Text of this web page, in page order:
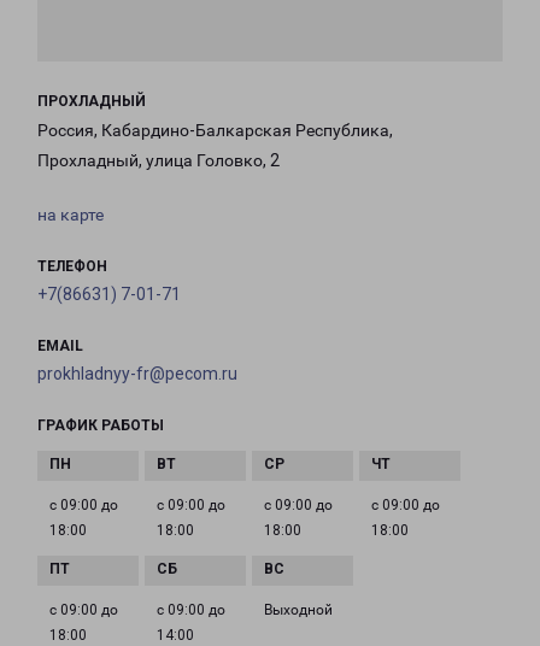
ПРОХЛАДНЫЙ
Россия, Кабардино-Балкарская Республика,
Прохладный, улица Головко, 2
на карте
ТЕЛЕФОН
+7(86631) 7-01-71
EMAIL
prokhladnyy-fr@pecom.ru
ГРАФИК РАБОТЫ
с 09:00 до
18:00
с 09:00 до
18:00
с 09:00 до
18:00
с 09:00 до
18:00
с 09:00 до
18:00
с 09:00 до
14:00
Выходной